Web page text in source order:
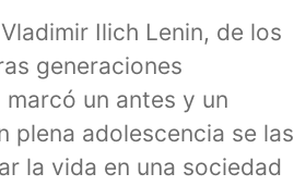
Ilich Lenin, de los
generaciones
un antes y un
plena adolescencia se las
la vida en una sociedad